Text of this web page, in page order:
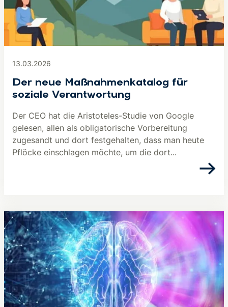
13.03.2026
Der neue Maßnahmenkatalog für
soziale Verantwortung
Der CEO hat die Aristoteles-Studie von Google
gelesen, allen als obligatorische Vorbereitung
zugesandt und dort festgehalten, dass man heute
Pflöcke einschlagen möchte, um die dort...